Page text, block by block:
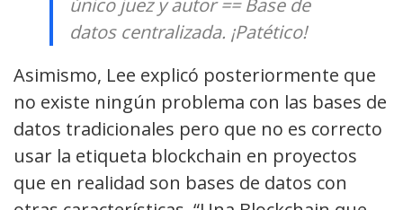
único juez y autor == Base de
datos centralizada. ¡Patético!
Asimismo, Lee explicó posteriormente que
no existe ningún problema con las bases de
datos tradicionales pero que no es correcto
usar la etiqueta blockchain en proyectos
que en realidad son bases de datos con